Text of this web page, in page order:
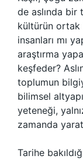
de aslında
kültürün ortak
insanları mı
araştırma
keşfeder?
toplumun
bilimsel
yeteneği,
zamanda
Tarihe